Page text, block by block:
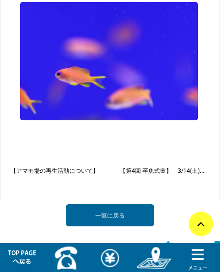
【アマモ場の再生活動について】 【第4回 卒魚式🌸】 3/14(土)開催！
一覧に戻る